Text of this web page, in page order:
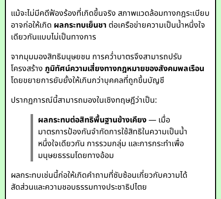
แม้จะไม่มีคดีฟ้องร้องที่เกิดขึ้นจริง สภาพแวดล้อมทางกฎระเบียบ
อาจก่อให้เกิด ผลกระทบเย็นชา ต่อเครือข่ายความเป็นน้ำหนึ่งใจ
เดียวกันแบบไม่เป็นทางการ
จากมุมมองสิทธิมนุษยชน การคว่ำบาตรจึงสามารถปรับ
โครงสร้างภูมิทัศน์ความเสี่ยงทางกฎหมายของสังคมพลเรือน
โดยขยายการยับยั้งให้เกินกว่าบุคคลที่ถูกขึ้นบัญชี
ปรากฏการณ์นี้สามารถมองในเชิงทฤษฎีว่าเป็น:
ผลกระทบต่อสิทธิพื้นฐานข้างเคียง— เมื่อ
มาตรการป้องกันจำกัดการใช้สิทธิในความเป็นน้ำ
หนึ่งใจเดียวกัน การรวมกลุ่ม และการกระทำเพื่อ
มนุษยธรรมโดยทางอ้อม
ผลกระทบเช่นนี้ก่อให้เกิดคำถามที่ซับซ้อนเกี่ยวกับความได้
สัดส่วนและความชอบธรรมทางประชาธิปไตย